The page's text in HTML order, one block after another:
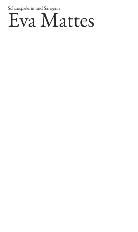
Schauspielerin und Sängerin
Eva Mattes